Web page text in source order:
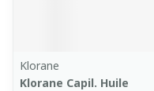
Klorane
Klorane Capil. Huile